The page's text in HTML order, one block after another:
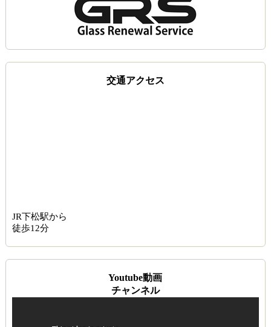
交通アクセス
JR下松駅から
徒歩12分
Youtube動画
チャンネル